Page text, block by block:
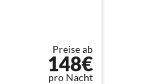
Preise ab
148€
pro Nacht